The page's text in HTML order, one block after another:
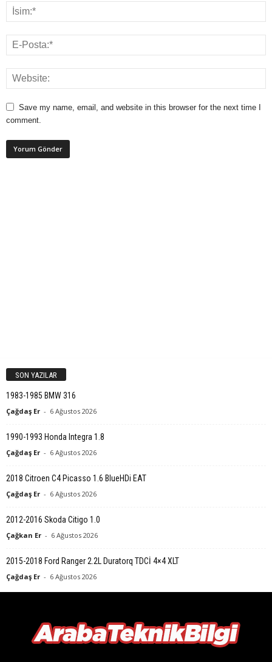
Save my name, email, and website in this browser for the next time I
comment.
SON YAZILAR
1983-1985 BMW 316
Çağdaş Er - 6 Ağustos 2026
1990-1993 Honda Integra 1.8
Çağdaş Er - 6 Ağustos 2026
2018 Citroen C4 Picasso 1.6 BlueHDi EAT
Çağdaş Er - 6 Ağustos 2026
2012-2016 Skoda Citigo 1.0
Çağkan Er - 6 Ağustos 2026
2015-2018 Ford Ranger 2.2L Duratorq TDCİ 4×4 XLT
Çağdaş Er - 6 Ağustos 2026